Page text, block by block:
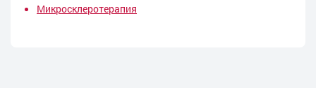
Микросклеротерапия